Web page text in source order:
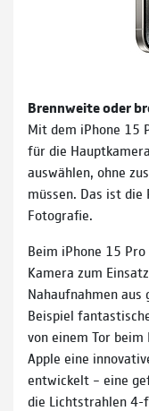
Brennweite oder
Mit dem iPhone 15
für die
auswählen, ohne
müssen. Das ist
Fotografie.
Beim iPhone 15
Kamera zum
Nahaufnahmen
Beispiel
von einem Tor
Apple eine
entwickelt – eine
die Lichtstrahlen 4-